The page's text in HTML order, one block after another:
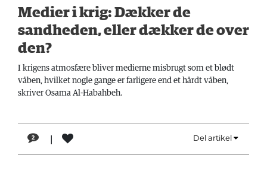
LÆSER
TIL
LÆSER
NAVNE
HISTORIE
OM
ARBEJDEREN
Medier i krig: Dækker de
sandheden, eller dækker de over
den?
I krigens atmosfære bliver medierne misbrugt som et blødt
våben, hvilket nogle gange er farligere end et hårdt våben,
skriver Osama Al-Habahbeh.
2 | Del artikel